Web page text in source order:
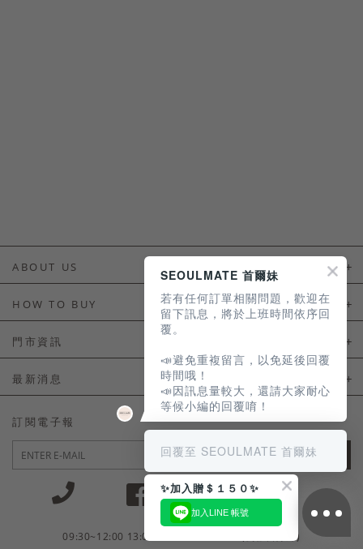
ABOUT US
HOW TO BUY
如何購買
會員常見問題
訂單常見問題
商品售後服務
電子發票
門市資訊
門市資訊
最新消息
LINE官方會員活動
訂閱電子報
JOIN
09:30~12:00 13:00~18:30 / Mon - Fri(例假日除外)
SEOULMATE 首爾妹
若有任何訂單相關問題，歡迎在
留下訊息，將於上班時間依序回
覆。
📣避免重複留言，以免延後回覆
時間哦！
📣因訊息量較大，還請大家耐心
等候小編的回覆唷！
回覆至 SEOULMATE 首爾妹
✨加入贈＄１５０✨
加入LINE 帳號